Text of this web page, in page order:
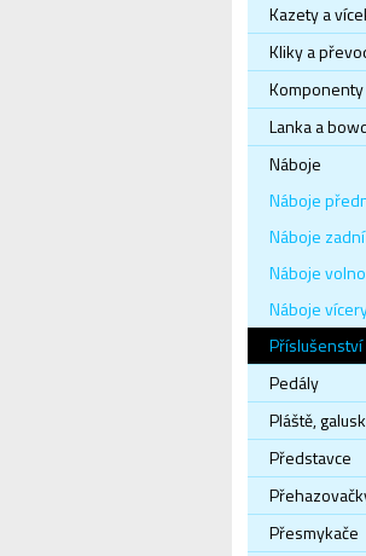
Kazety a
Kliky a
Komponenty
Lanka a
Náboje
Náboje
Náboje zadní
Náboje
Náboje
Příslušenství
Pedály
Pláště,
Představce
Přesmykače